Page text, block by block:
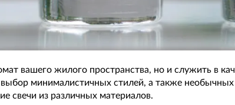
вашего жилого пространства, но и служить в
минималистичных стилей, а также
свечи из различных материалов.